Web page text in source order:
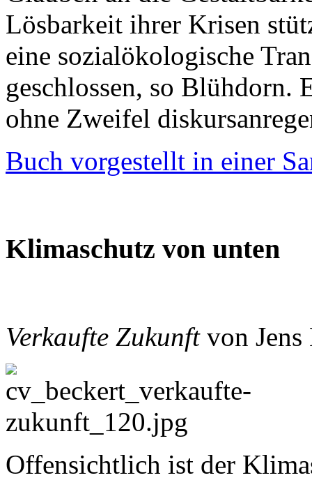
Lösbarkeit ihrer Krisen
eine sozialökologische
geschlossen, so Blühdorn.
ohne Zweifel
Buch vorgestellt in einer
Klimaschutz von unten
Verkaufte Zukunftvon Jens
Offensichtlich ist der